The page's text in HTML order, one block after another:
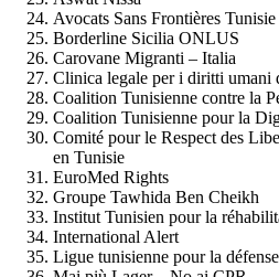
Avocats Sans Frontières Tunisie
Borderline Sicilia ONLUS
Carovane Migranti – Italia
Clinica legale per i diritti umani
Coalition Tunisienne contre la
Coalition Tunisienne pour la
Comité pour le Respect des
en Tunisie
EuroMed Rights
Groupe Tawhida Ben Cheikh
Institut Tunisien pour la
International Alert
Ligue tunisienne pour la